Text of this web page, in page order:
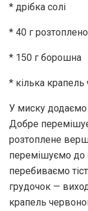
* дрібка солі
* 40 г
* 150 г борошна
* кілька
У миску додаємо
Добре
розтоплене
перемішуємо до
перебиваємо
грудочок —
крапель